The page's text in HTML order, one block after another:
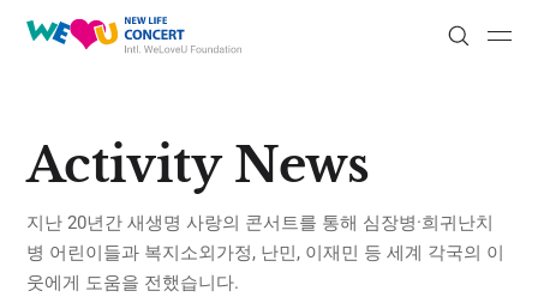
랑
의
서
트
Search
Submit Submit
Activity News
지난 20년간 새생명 사랑의 콘서트를 통해 심장병·희귀난치
병 어린이들과 복지소외가정, 난민, 이재민 등 세계 각국의 이
웃에게 도움을 전했습니다.